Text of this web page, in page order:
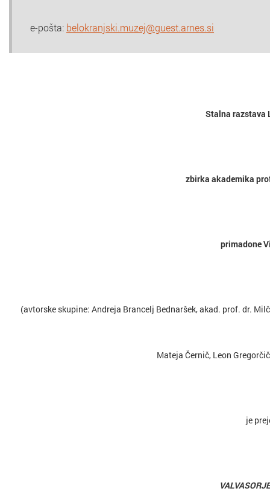
e-pošta: belokranjski.muzej@guest.arnes.si
Stalna razstava
zbirka akademika
primadone
(avtorske skupine: Andreja Brancelj Bednaršek, akad. prof. dr.
Mateja Černič, Leon
je